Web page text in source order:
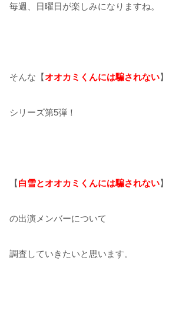
毎週、日曜日が楽しみになりますね。
そんな【オオカミくんには騙されない】
シリーズ第5弾！
【白雪とオオカミくんには騙されない】
の出演メンバーについて
調査していきたいと思います。